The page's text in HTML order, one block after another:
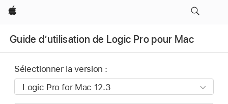
Apple
Guide d’utilisation de Logic Pro pour Mac
Sélectionner la version :